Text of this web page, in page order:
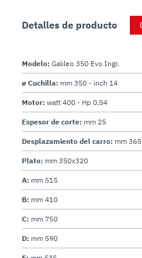
Detalles de producto
Modelo: Galileo 350 Evo Ingr.
ø Cuchilla: mm 350 - inch 14
Motor: watt 400 - Hp 0,54
Espesor de corte: mm 25
Desplazamiento del carro: mm 365
Plato: mm 350x320
A: mm 515
B: mm 410
C: mm 750
D: mm 590